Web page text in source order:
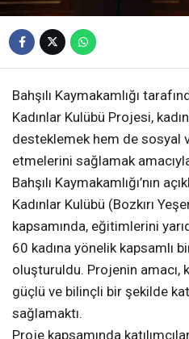
Bahşılı Kaymakamlığı
Kadınlar Kulübü Projesi,
desteklemek hem de sosyal
etmelerini sağlamak
Bahşılı Kaymakamlığı’nın
Kadınlar Kulübü (Bozkırı
kapsamında, eğitimlerini
60 kadına yönelik kapsamlı
oluşturuldu. Projenin amacı,
güçlü ve bilinçli bir şekilde
sağlamaktı.
Proje kapsamında